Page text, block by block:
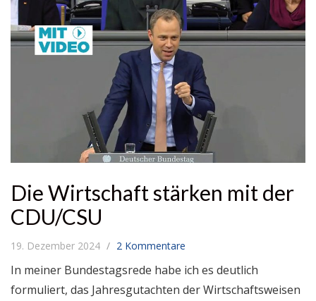
Die Wirtschaft stärken mit der
CDU/CSU
19. Dezember 2024 2 Kommentare
In meiner Bundestagsrede habe ich es deutlich
formuliert, das Jahresgutachten der Wirtschaftsweisen